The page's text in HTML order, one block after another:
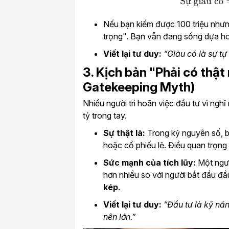
Nếu bạn kiếm được 100 triệu
trọng". Bạn vẫn đang sống dựa
Viết lại tư duy: “Giàu có là sự
3. Kịch bản "Phải có
Gatekeeping Myth)
Nhiều người trì hoãn việc đầu tư vì
tỷ trong tay.
Sự thật là: Trong kỷ nguyên số,
hoặc cổ phiếu lẻ. Điều quan
Sức mạnh của tích lũy: Một
hơn nhiều so với người bắt đầu
kép.
Viết lại tư duy: “Đầu tư là kỹ
nên lớn.”